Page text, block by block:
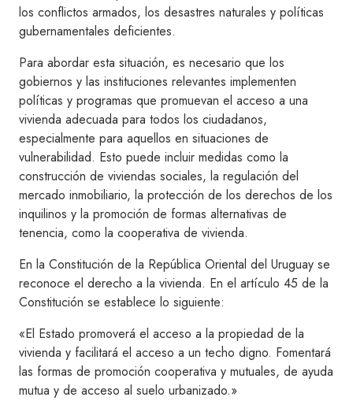
los conflictos armados, los desastres naturales y políticas
gubernamentales deficientes.
Para abordar esta situación, es necesario que los
gobiernos y las instituciones relevantes implementen
políticas y programas que promuevan el acceso a una
vivienda adecuada para todos los ciudadanos,
especialmente para aquellos en situaciones de
vulnerabilidad. Esto puede incluir medidas como la
construcción de viviendas sociales, la regulación del
mercado inmobiliario, la protección de los derechos de los
inquilinos y la promoción de formas alternativas de
tenencia, como la cooperativa de vivienda.
En la Constitución de la República Oriental del Uruguay se
reconoce el derecho a la vivienda. En el artículo 45 de la
Constitución se establece lo siguiente:
«El Estado promoverá el acceso a la propiedad de la
vivienda y facilitará el acceso a un techo digno. Fomentará
las formas de promoción cooperativa y mutuales, de ayuda
mutua y de acceso al suelo urbanizado.»